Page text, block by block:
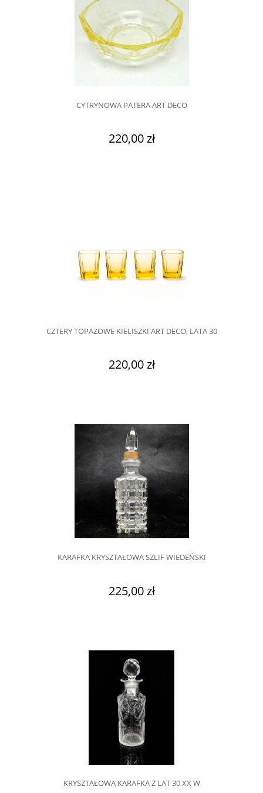
CYTRYNOWA PATERA ART DECO
220,00 zł
CZTERY TOPAZOWE KIELISZKI ART DECO, LATA 30
220,00 zł
KARAFKA KRYSZTAŁOWA SZLIF WIEDEŃSKI
225,00 zł
KRYSZTAŁOWA KARAFKA Z LAT 30 XX W